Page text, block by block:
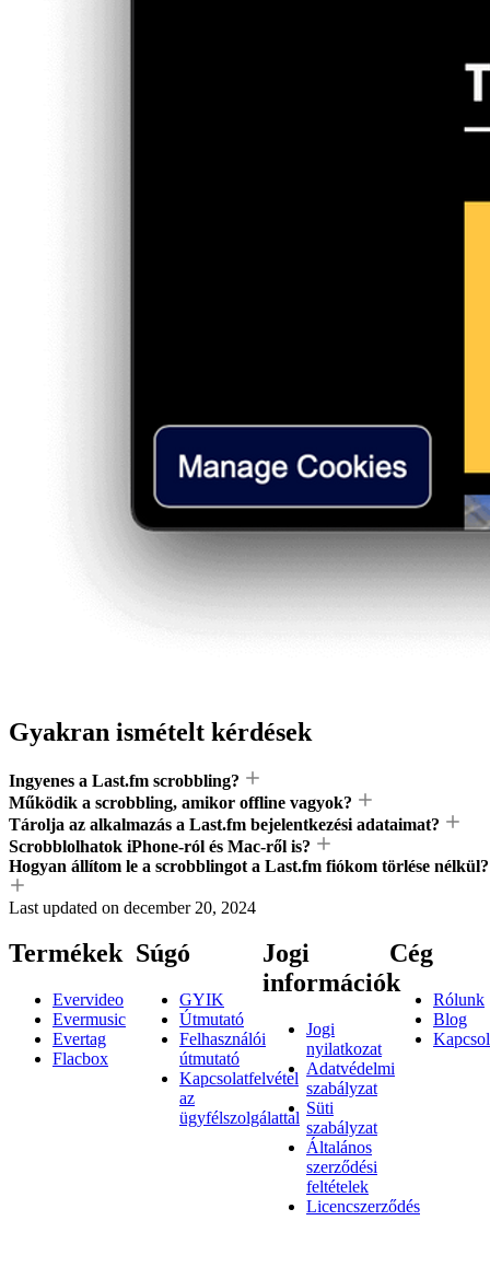
Gyakran ismételt kérdések
Ingyenes a Last.fm scrobbling?
Működik a scrobbling, amikor offline vagyok?
Tárolja az alkalmazás a Last.fm bejelentkezési adataimat?
Scrobblolhatok iPhone-ról és Mac-ről is?
Hogyan állítom le a scrobblingot a Last.fm fiókom törlése nélkül?
Last updated on december 20, 2024
Termékek
Evervideo
Evermusic
Evertag
Flacbox
Súgó
GYIK
Útmutató
Felhasználói
útmutató
Kapcsolatfelvétel
az
ügyfélszolgálattal
Jogi
információk
Jogi
nyilatkozat
Adatvédelmi
szabályzat
Süti
szabályzat
Általános
szerződési
feltételek
Licencszerződés
Cég
Rólunk
Blog